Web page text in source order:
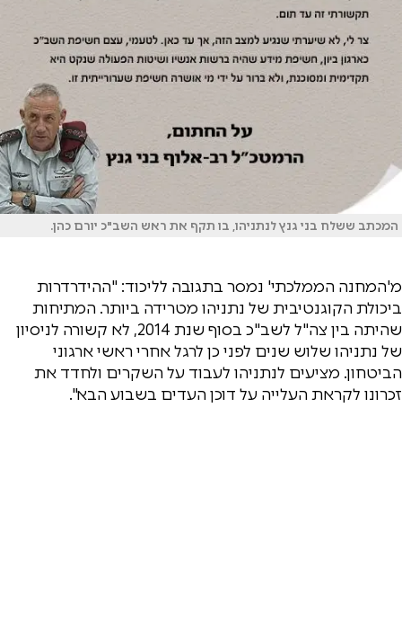
המכתב ששלח בני גנץ לנתניהו, בו תקף את ראש השב"כ יורם כהן.
מ'המחנה הממלכתי' נמסר בתגובה לליכוד: "ההידרדרות
ביכולת הקוגנטיבית של נתניהו מטרידה ביותר. המתיחות
שהיתה בין צה"ל לשב"כ בסוף שנת 2014, לא קשורה לניסיון
של נתניהו שלוש שנים לפני כן לרגל אחרי ראשי ארגוני
הביטחון. מציעים לנתניהו לעבוד על השקרים ולחדד את
זכרונו לקראת העלייה על דוכן העדים בשבוע הבא".